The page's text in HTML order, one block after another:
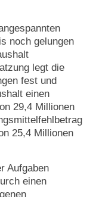
noch gelungen
legt die
fest und
einen
29,4 Millionen
25,4 Millionen
Aufgaben
einen